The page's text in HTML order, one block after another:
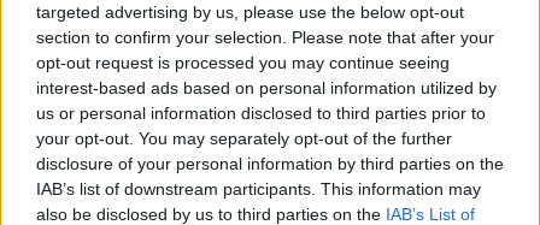
targeted advertising by us, please use the below opt-out
section to confirm your selection. Please note that after your
opt-out request is processed you may continue seeing
interest-based ads based on personal information utilized by
us or personal information disclosed to third parties prior to
your opt-out. You may separately opt-out of the further
disclosure of your personal information by third parties on the
IAB’s list of downstream participants. This information may
also be disclosed by us to third parties on the IAB’s List of